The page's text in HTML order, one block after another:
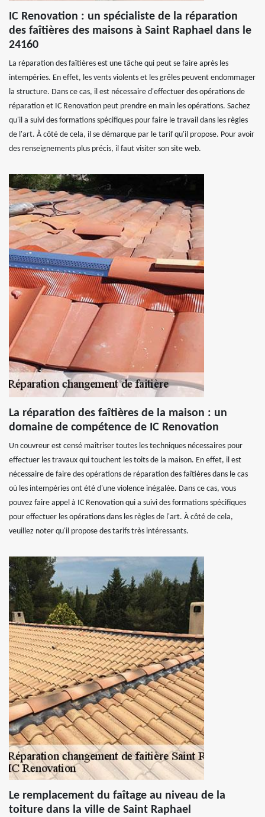
IC Renovation : un spécialiste de la réparation
des faîtières des maisons à Saint Raphael dans le
24160
La réparation des faîtières est une tâche qui peut se faire après les
intempéries. En effet, les vents violents et les grêles peuvent endommager
la structure. Dans ce cas, il est nécessaire d'effectuer des opérations de
réparation et IC Renovation peut prendre en main les opérations. Sachez
qu'il a suivi des formations spécifiques pour faire le travail dans les règles
de l'art. À côté de cela, il se démarque par le tarif qu'il propose. Pour avoir
des renseignements plus précis, il faut visiter son site web.
La réparation des faîtières de la maison : un
domaine de compétence de IC Renovation
Un couvreur est censé maîtriser toutes les techniques nécessaires pour
effectuer les travaux qui touchent les toits de la maison. En effet, il est
nécessaire de faire des opérations de réparation des faîtières dans le cas
où les intempéries ont été d'une violence inégalée. Dans ce cas, vous
pouvez faire appel à IC Renovation qui a suivi des formations spécifiques
pour effectuer les opérations dans les règles de l'art. À côté de cela,
veuillez noter qu'il propose des tarifs très intéressants.
Le remplacement du faîtage au niveau de la
toiture dans la ville de Saint Raphael